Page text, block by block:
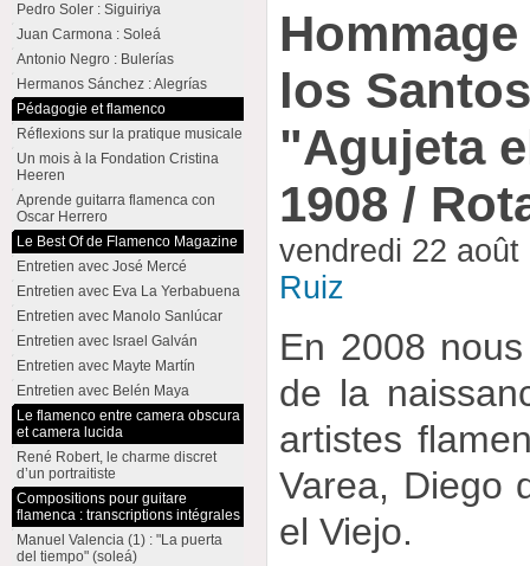
los
"Agujeta
1908 /
vendredi 22
Ruiz
En 2008
de la
artistes
Varea, Diego
el Viejo.
Pedro Soler : Siguiriya
Juan Carmona : Soleá
Antonio Negro : Bulerías
Hermanos Sánchez : Alegrías
Pédagogie et flamenco
Réflexions sur la pratique musicale
Un mois à la Fondation Cristina
Heeren
Aprende guitarra flamenca con
Oscar Herrero
Le Best Of de Flamenco Magazine
Entretien avec José Mercé
Entretien avec Eva La Yerbabuena
Entretien avec Manolo Sanlúcar
Entretien avec Israel Galván
Entretien avec Mayte Martín
Entretien avec Belén Maya
Le flamenco entre camera obscura
et camera lucida
René Robert, le charme discret
d’un portraitiste
Compositions pour guitare
flamenca : transcriptions intégrales
Manuel Valencia (1) : "La puerta
del tiempo" (soleá)